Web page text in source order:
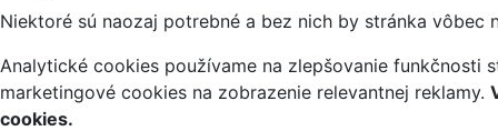
Niektoré sú naozaj potrebné a bez nich by stránka vôbec
Analytické cookies používame na zlepšovanie funkčnosti
marketingové cookies na zobrazenie relevantnej reklamy.
cookies.